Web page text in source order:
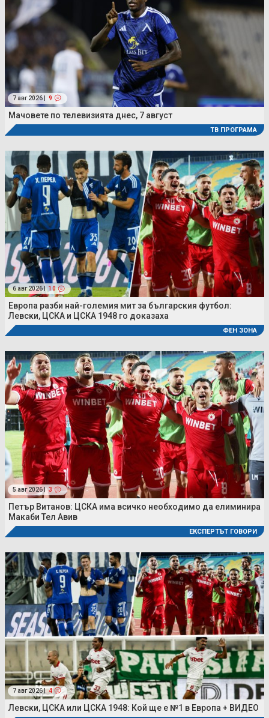
7 авг 2026 | 9
Мачовете по телевизията днес, 7 август
ТВ ПРОГРАМА
6 авг 2026 | 10
Европа разби най-големия мит за българския футбол:
Левски, ЦСКА и ЦСКА 1948 го доказаха
ФЕН ЗОНА
5 авг 2026 | 3
Петър Витанов: ЦСКА има всичко необходимо да елиминира
Макаби Тел Авив
ЕКСПЕРТЪТ ГОВОРИ
7 авг 2026 | 4
Левски, ЦСКА или ЦСКА 1948: Кой ще е №1 в Европа + ВИДЕО